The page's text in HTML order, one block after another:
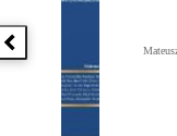
Poprzednia książka